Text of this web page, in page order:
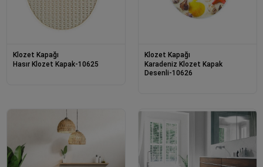
Klozet Kapağı
Hasır Klozet Kapak-10625
Klozet Kapağı
Karadeniz Klozet Kapak
Desenli-10626